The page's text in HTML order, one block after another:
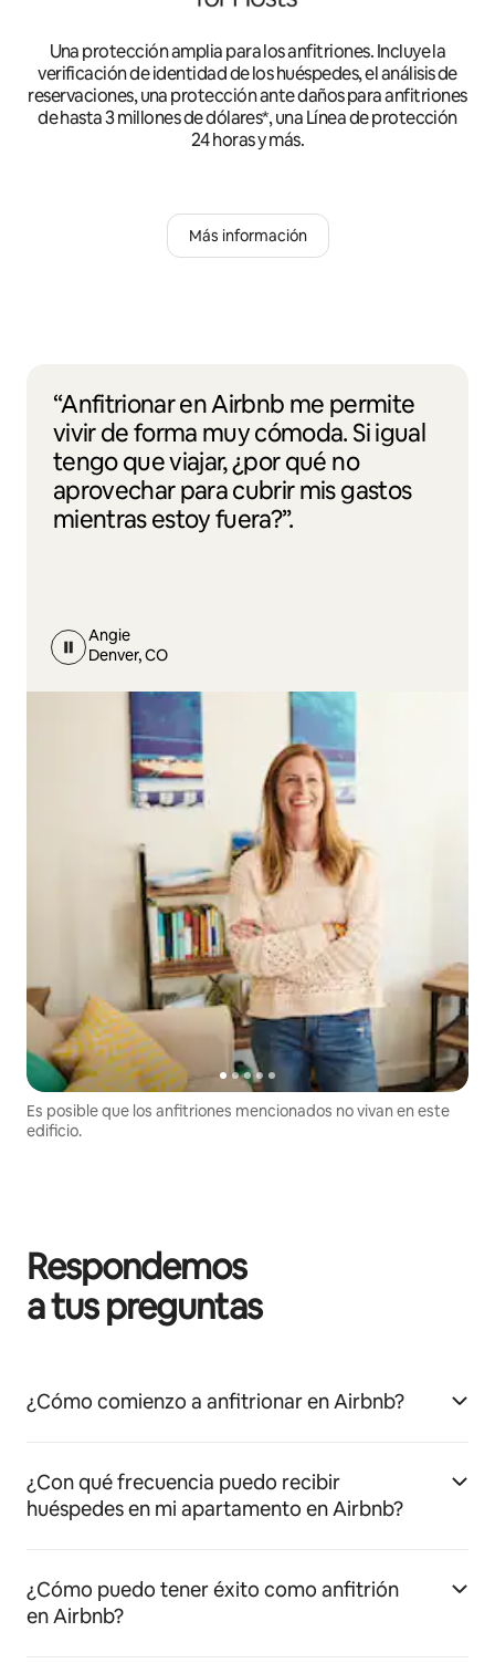
Una protección amplia para los anfitriones. Incluye la
verificación de identidad de los huéspedes, el análisis de
reservaciones, una protección ante daños para anfitriones
de hasta 3 millones de dólares*, una Línea de protección
24 horas y más.
Más información
“Anfitrionar en Airbnb me permite
vivir de forma muy cómoda. Si igual
tengo que viajar, ¿por qué no
aprovechar para cubrir mis gastos
mientras estoy fuera?”.
Angie
Denver, CO
Es posible que los anfitriones mencionados no vivan en este
edificio.
Respondemos
a tus preguntas
¿Cómo comienzo a anfitrionar en Airbnb?
¿Con qué frecuencia puedo recibir
huéspedes en mi apartamento en Airbnb?
¿Cómo puedo tener éxito como anfitrión
en Airbnb?